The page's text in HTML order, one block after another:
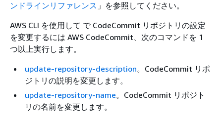
ンドラインリファレンス 」を参照してください。
AWS CLI を使用して で CodeCommit リポジトリの設定
を変更するには AWS CodeCommit、次のコマンドを 1
つ以上実行します。
update-repository-description。CodeCommit リポ
ジトリの説明を変更します。
update-repository-name。CodeCommit リポジト
リの名前を変更します。